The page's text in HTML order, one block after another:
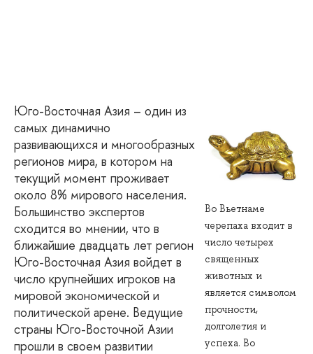
Во Вьетнаме
черепаха входит в
число четырех
священных
животных и
является символом
прочности,
долголетия и
успеха. Во
Юго-Восточная Азия – один из
самых динамично
развивающихся и многообразных
регионов мира, в котором на
текущий момент проживает
около 8% мирового населения.
Большинство экспертов
сходится во мнении, что в
ближайшие двадцать лет регион
Юго-Восточная Азия войдет в
число крупнейших игроков на
мировой экономической и
политической арене. Ведущие
страны Юго-Восточной Азии
прошли в своем развитии